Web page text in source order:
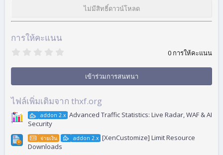
ไม่มีสิทธิ์ดาวน์โหลด
การให้คะแนน
0
า
0 การให้คะแนน
เข้าร่วมการสนทนา
ไฟล์เพิ่มเติมจาก thxf.org
addon 2.x Advanced Traffic Statistics: Live Radar, WAF & AI
Security
จ่ายเงิน addon 2.x [XenCustomize] Limit Resource
Downloads